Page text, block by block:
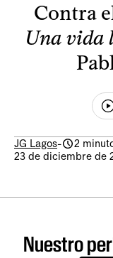
Contra
Una vida
JG Lagos-
2
23 de diciembre de
Nuestro